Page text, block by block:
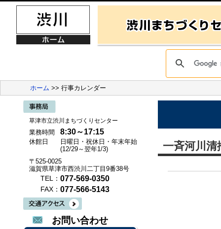
ホーム >> 行事カレンダー
草津市立渋川まちづくりセンター
業務時間 8:30～17:15
休館日
日曜日・祝休日・年末年始
(12/29～翌年1/3)
〒525-0025
滋賀県草津市西渋川二丁目9番38号
TEL： 077-569-0350
FAX： 077-566-5143
お問い合わせ
一斉河川清